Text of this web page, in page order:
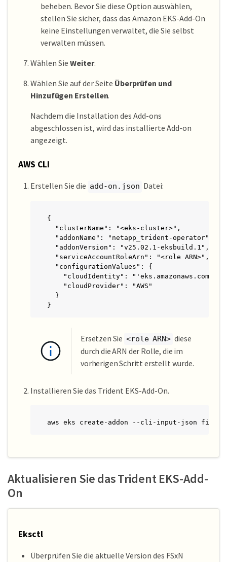
beheben. Bevor Sie diese Option auswählen,
stellen Sie sicher, dass das Amazon EKS-Add-On
keine Einstellungen verwaltet, die Sie selbst
verwalten müssen.
Wählen Sie Weiter.
Wählen Sie auf der Seite Überprüfen und
Hinzufügen Erstellen.
Nachdem die Installation des Add-ons
abgeschlossen ist, wird das installierte Add-on
angezeigt.
AWS CLI
Erstellen Sie die add-on.json Datei:
{
  "clusterName": "<eks-cluster>",
  "addonName": "netapp_trident-operator",
  "addonVersion": "v25.02.1-eksbuild.1",
  "serviceAccountRoleArn": "<role ARN>",
  "configurationValues": {
"cloudIdentity": "'eks.amazonaws.com/
    "cloudProvider": "AWS"
  }
}
Ersetzen Sie <role ARN> diese
durch die ARN der Rolle, die im
vorherigen Schritt erstellt wurde.
Installieren Sie das Trident EKS-Add-On.
aws eks create-addon --cli-input-json file://
Aktualisieren Sie das Trident EKS-Add-
On
Eksctl
Überprüfen Sie die aktuelle Version des FSxN